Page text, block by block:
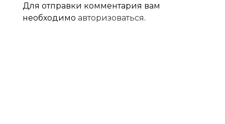
Для отправки комментария вам
необходимо авторизоваться.